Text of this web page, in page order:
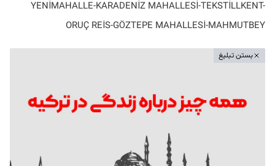
YENİMAHALLE-KARADENİZ MAHALLESİ-TEKSTİLLKENT-
ORUÇ REİS-GÖZTEPE MAHALLESİ-MAHMUTBEY
بستن تبلیغ